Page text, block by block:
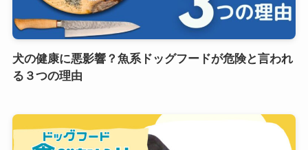
犬の健康に悪影響？魚系ドッグフードが危険と言われ
る３つの理由